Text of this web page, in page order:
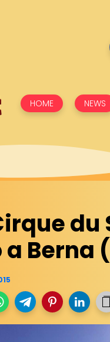
HOME NEWS
du
Berna